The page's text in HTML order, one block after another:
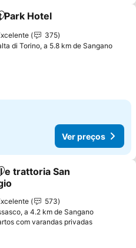
aos favoritos
Park Hotel
375
di Torino, a 5.8 km de Sangano
Ver preços
aos favoritos
e trattoria San
573
a 4.2 km de Sangano
com varandas privadasVer